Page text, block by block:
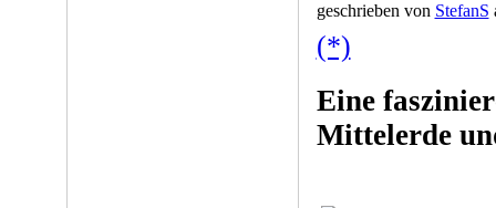
geschrieben von StefanS
(*)
Eine
Mittelerde